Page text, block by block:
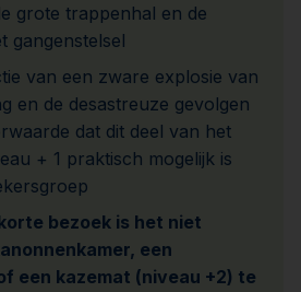
grote trappenhal en de
gangenstelsel
van een zware explosie van
en de desastreuze gevolgen
dat dit deel van het
+ 1 praktisch mogelijk is
bezoek is het niet
een
een kazemat (niveau +2) te